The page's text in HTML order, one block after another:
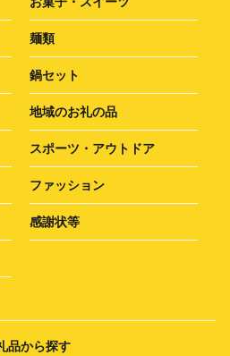
麺類
鍋セット
地域のお礼の品
スポーツ・アウトドア
ファッション
感謝状等
品から探す